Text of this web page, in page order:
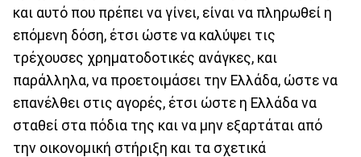
και αυτό που πρέπει να γίνει, είναι να πληρωθεί η
επόμενη δόση, έτσι ώστε να καλύψει τις
τρέχουσες χρηματοδοτικές ανάγκες, και
παράλληλα, να προετοιμάσει την Ελλάδα, ώστε να
επανέλθει στις αγορές, έτσι ώστε η Ελλάδα να
σταθεί στα πόδια της και να μην εξαρτάται από
την οικονομική στήριξη και τα σχετικά